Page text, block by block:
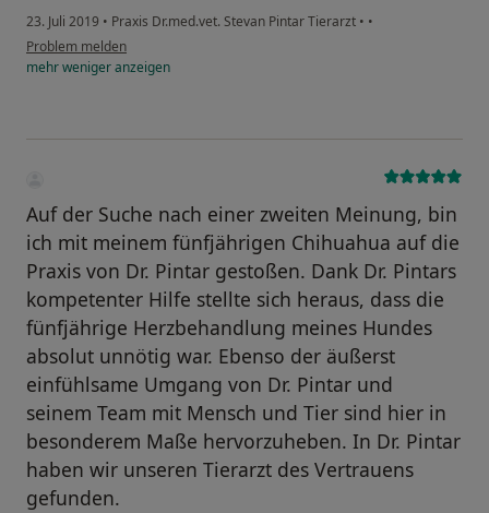
23. Juli 2019 • Praxis Dr.med.vet. Stevan Pintar Tierarzt • •
Problem melden
mehrwenigeranzeigen
Auf der Suche nach einer zweiten Meinung, bin
ich mit meinem fünfjährigen Chihuahua auf die
Praxis von Dr. Pintar gestoßen. Dank Dr. Pintars
kompetenter Hilfe stellte sich heraus, dass die
fünfjährige Herzbehandlung meines Hundes
absolut unnötig war. Ebenso der äußerst
einfühlsame Umgang von Dr. Pintar und
seinem Team mit Mensch und Tier sind hier in
besonderem Maße hervorzuheben. In Dr. Pintar
haben wir unseren Tierarzt des Vertrauens
gefunden.